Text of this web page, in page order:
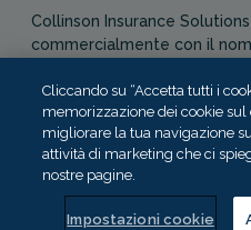
Collinson Insurance
commercialmente con il
Authority in qualità di
-Cap. 487). In Italia,
alla vigilanza dell’IVASS.
Cliccando su “Accetta tutti i
memorizzazione dei cookie sul
migliorare la tua navigazione
attività di marketing che ci
nostre pagine.
Impostazioni cookie